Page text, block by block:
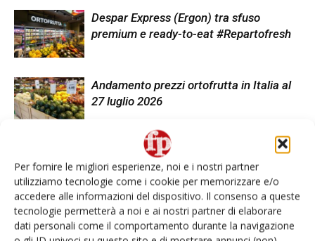
Per fornire le migliori esperienze, noi e i nostri partner
utilizziamo tecnologie come i cookie per memorizzare e/o
accedere alle informazioni del dispositivo. Il consenso a queste
tecnologie permetterà a noi e ai nostri partner di elaborare
dati personali come il comportamento durante la navigazione
Despar Express (Ergon) tra sfuso
premium e ready-to-eat #Repartofresh
Andamento prezzi ortofrutta in Italia al
27 luglio 2026
Sainsbury’s: i prodotti stagionali in
edizione limitata